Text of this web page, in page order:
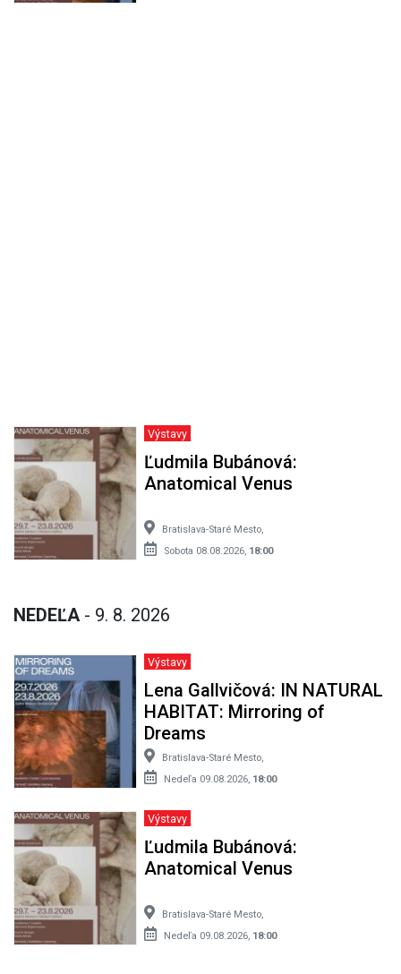
Výstavy
Ľudmila Bubánová:
Anatomical Venus
Bratislava-Staré Mesto,
Sobota 08.08.2026, 18:00
NEDEĽA - 9. 8. 2026
Výstavy
Lena Gallvičová: IN NATURAL
HABITAT: Mirroring of
Dreams
Bratislava-Staré Mesto,
Nedeľa 09.08.2026, 18:00
Výstavy
Ľudmila Bubánová:
Anatomical Venus
Bratislava-Staré Mesto,
Nedeľa 09.08.2026, 18:00